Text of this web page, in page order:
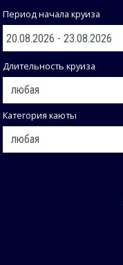
Период начала круиза
Длительность круиза
Категория каюты